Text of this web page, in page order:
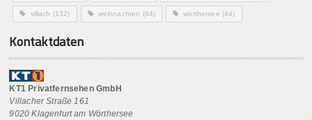
villach (132) weihnachten (44) wörthersee (44)
Kontaktdaten
KT1 Privatfernsehen GmbH
Villacher Straße 161
9020 Klagenfurt am Wörthersee